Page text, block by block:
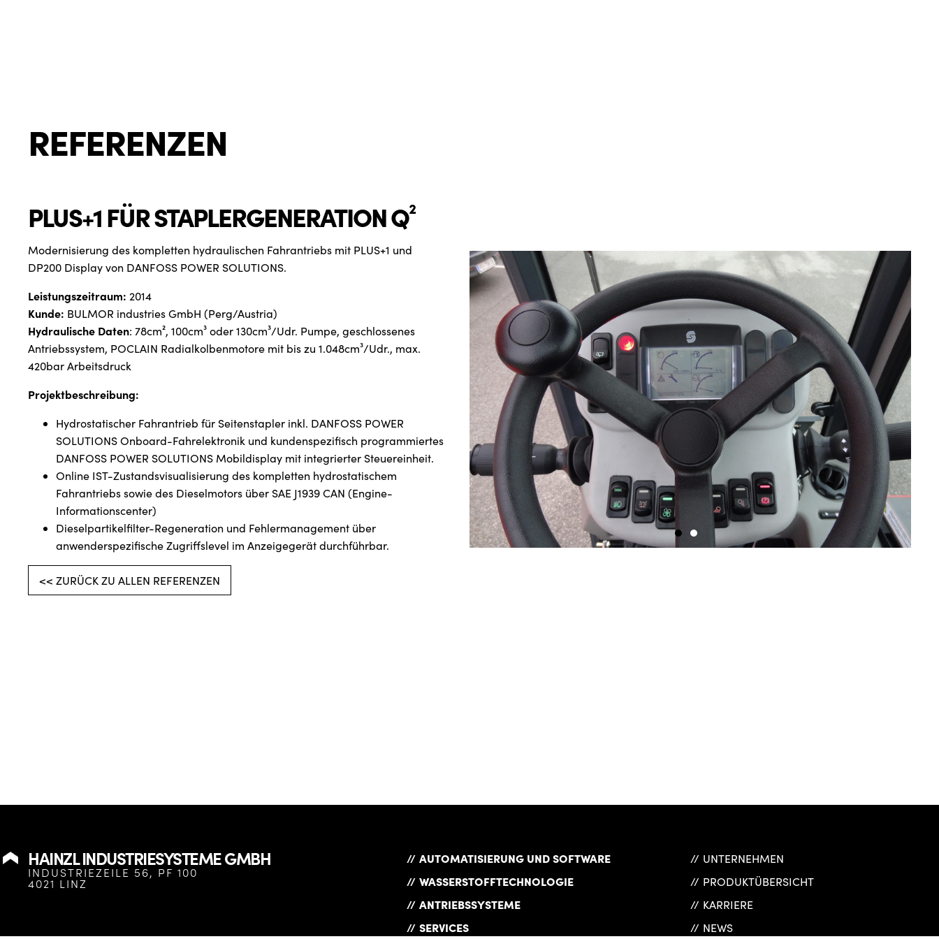
REFERENZEN
PLUS+1 FÜR STAPLERGENERATION Q²
Modernisierung des kompletten hydraulischen Fahrantriebs mit PLUS+1 und
DP200 Display von DANFOSS POWER SOLUTIONS.
Leistungszeitraum: 2014
Kunde: BULMOR industries GmbH (Perg/Austria)
Hydraulische Daten: 78cm², 100cm³ oder 130cm³/Udr. Pumpe, geschlossenes
Antriebssystem, POCLAIN Radialkolbenmotore mit bis zu 1.048cm³/Udr., max.
420bar Arbeitsdruck
Projektbeschreibung:
Hydrostatischer Fahrantrieb für Seitenstapler inkl. DANFOSS POWER
SOLUTIONS Onboard-Fahrelektronik und kundenspezifisch programmiertes
DANFOSS POWER SOLUTIONS Mobildisplay mit integrierter Steuereinheit.
Online IST-Zustandsvisualisierung des kompletten hydrostatischem
Fahrantriebs sowie des Dieselmotors über SAE J1939 CAN (Engine-
Informationscenter)
Dieselpartikelfilter-Regeneration und Fehlermanagement über
anwenderspezifische Zugriffslevel im Anzeigegerät durchführbar.
<< ZURÜCK ZU ALLEN REFERENZEN
HAINZL INDUSTRIESYSTEME GMBH
INDUSTRIEZEILE 56, PF 100
4021 LINZ
AUTOMATISIERUNG UND SOFTWARE
WASSERSTOFFTECHNOLOGIE
ANTRIEBSSYSTEME
SERVICES
UNTERNEHMEN
PRODUKTÜBERSICHT
KARRIERE
NEWS